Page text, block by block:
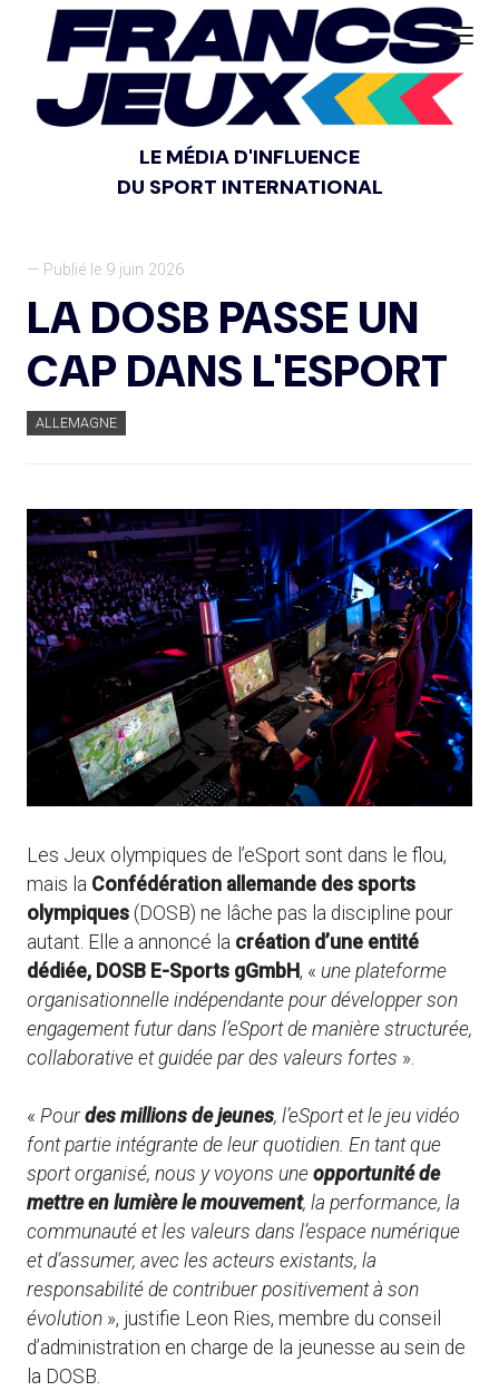
LE MÉDIA D'INFLUENCE
DU SPORT INTERNATIONAL
— Publié le 9 juin 2026
LA DOSB PASSE UN
CAP DANS L'ESPORT
ALLEMAGNE
Les Jeux olympiques de l’eSport sont dans le flou,
mais la Confédération allemande des sports
olympiques (DOSB) ne lâche pas la discipline pour
autant. Elle a annoncé la création d’une entité
dédiée, DOSB E-Sports gGmbH, « une plateforme
organisationnelle indépendante pour développer son
engagement futur dans l’eSport de manière structurée,
collaborative et guidée par des valeurs fortes ».
« Pourdes millions de jeunes, l’eSport et le jeu vidéo
font partie intégrante de leur quotidien. En tant que
sport organisé, nous y voyons une opportunité de
mettre en lumière le mouvement, la performance, la
communauté et les valeurs dans l’espace numérique
et d’assumer, avec les acteurs existants, la
responsabilité de contribuer positivement à son
évolution », justifie Leon Ries, membre du conseil
d’administration en charge de la jeunesse au sein de
la DOSB.